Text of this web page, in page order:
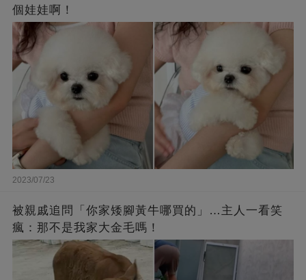
個娃娃啊！
2023/07/23
被親戚追問「你家矮腳黃牛哪買的」…主人一看笑
瘋：那不是我家大金毛嗎！